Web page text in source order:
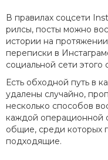
В правилах соцсети
рилсы, посты можно
истории на
переписки в
социальной сети
Есть обходной путь в
удалены случайно,
несколько способов
каждой операционной
общие, среди которых
подходящие.